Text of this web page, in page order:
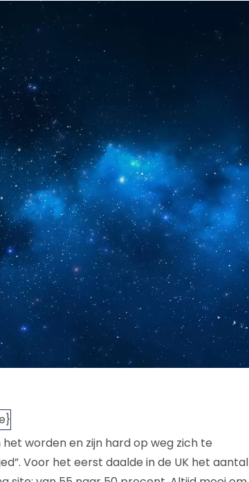
worden en zijn hard op weg zich te
Voor het eerst daalde in de UK het aantal